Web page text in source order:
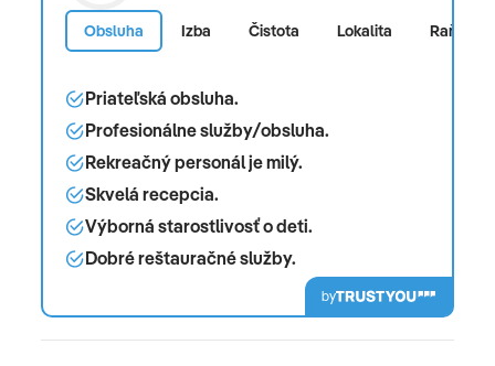
Obsluha Izba Čistota Lokalita Raňajky
Priateľská obsluha.
Profesionálne služby/obsluha.
Rekreačný personál je milý.
Skvelá recepcia.
Výborná starostlivosť o deti.
Dobré reštauračné služby.
by